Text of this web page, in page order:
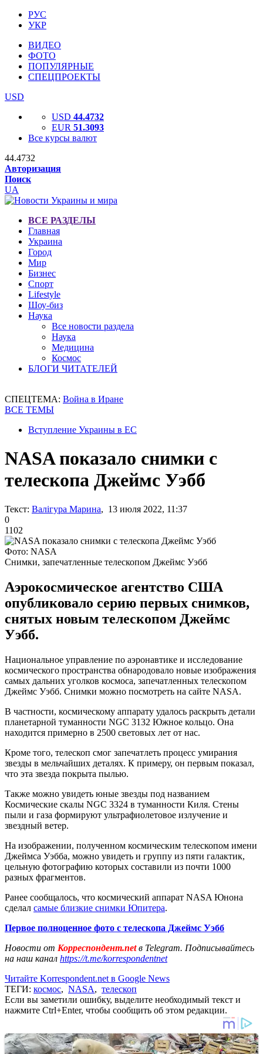
РУС
УКР
ВИДЕО
ФОТО
ПОПУЛЯРНЫЕ
СПЕЦПРОЕКТЫ
USD
USD 44.4732
EUR 51.3093
Все курсы валют
44.4732
Авторизация
Поиск
UA
ВСЕ РАЗДЕЛЫ
Главная
Украина
Город
Мир
Бизнес
Спорт
Lifestyle
Шоу-биз
Наука
Все новости раздела
Наука
Медицина
Космос
БЛОГИ ЧИТАТЕЛЕЙ
СПЕЦТЕМА: Война в Иране
ВСЕ ТЕМЫ
Вступление Украины в ЕС
NASA показало снимки с
телескопа Джеймс Уэбб
Текст: Валігура Марина, 13 июля 2022, 11:37
0
1102
Фото: NASA
Снимки, запечатленные телескопом Джеймс Уэбб
Аэрокосмическое агентство США
опубликовало серию первых снимков,
снятых новым телескопом Джеймс
Уэбб.
Национальное управление по аэронавтике и исследование
космического пространства обнародовало новые изображения
самых дальних уголков космоса, запечатленных телескопом
Джеймс Уэбб. Снимки можно посмотреть на сайте NASA.
В частности, космическому аппарату удалось раскрыть детали
планетарной туманности NGC 3132 Южное кольцо. Она
находится примерно в 2500 световых лет от нас.
Кроме того, телескоп смог запечатлеть процесс умирания
звезды в мельчайших деталях. К примеру, он первым показал,
что эта звезда покрыта пылью.
Также можно увидеть юные звезды под названием
Космические скалы NGC 3324 в туманности Киля. Стены
пыли и газа формируют ультрафиолетовое излучение и
звездный ветер.
На изображении, полученном космическим телескопом имени
Джеймса Уэбба, можно увидеть и группу из пяти галактик,
цельную фотографию которых составили из почти 1000
разных фрагментов.
Ранее сообщалось, что космический аппарат NASA Юнона
сделал самые близкие снимки Юпитера.
Первое полноценное фото с телескопа Джеймс Уэбб
Новости от Корреспондент.netв Telegram. Подписывайтесь
на наш канал https://t.me/korrespondentnet
Читайте Korrespondent.net в Google News
ТЕГИ: космос, NASA, телескоп
Если вы заметили ошибку, выделите необходимый текст и
нажмите Ctrl+Enter, чтобы сообщить об этом редакции.